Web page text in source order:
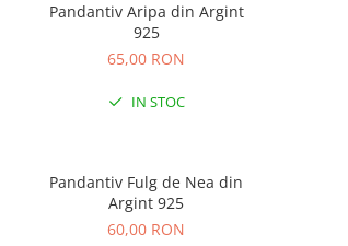
Pandantiv Aripa din Argint
925
65,00 RON
IN STOC
Pandantiv Fulg de Nea din
Argint 925
60,00 RON